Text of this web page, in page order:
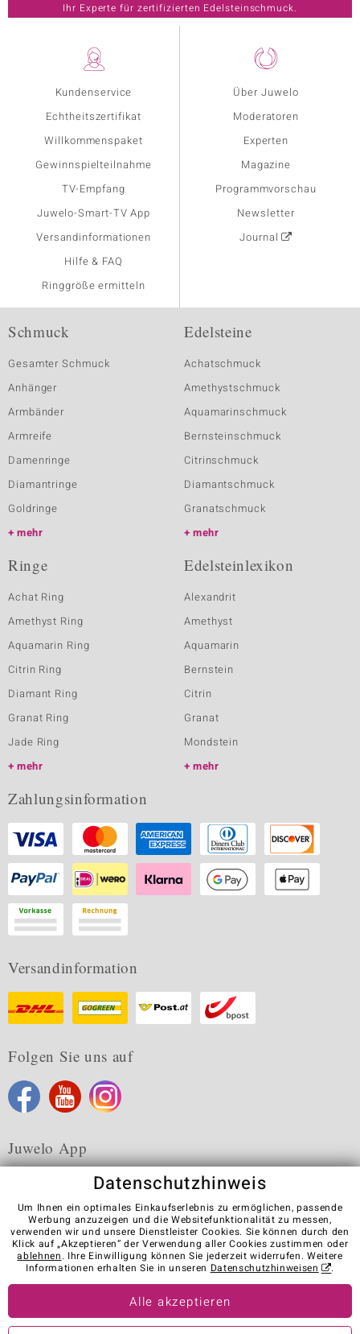
Kundenservice
Echtheitszertifikat
Willkommenspaket
Gewinnspielteilnahme
TV-Empfang
Juwelo-Smart-TV App
Versandinformationen
Hilfe & FAQ
Ringgröße ermitteln
Über Juwelo
Moderatoren
Experten
Magazine
Programmvorschau
Newsletter
Journal
Ihr Experte für zertifizierten Edelsteinschmuck.
Schmuck
Gesamter Schmuck
Anhänger
Armbänder
Armreife
Damenringe
Diamantringe
Goldringe
mehr
Edelsteine
Achatschmuck
Amethystschmuck
Aquamarinschmuck
Bernsteinschmuck
Citrinschmuck
Diamantschmuck
Granatschmuck
mehr
Ringe
Achat Ring
Amethyst Ring
Aquamarin Ring
Citrin Ring
Diamant Ring
Granat Ring
Jade Ring
mehr
Edelsteinlexikon
Alexandrit
Amethyst
Aquamarin
Bernstein
Citrin
Granat
Mondstein
mehr
Zahlungsinformation
Versandinformation
Folgen Sie uns auf
Juwelo App
Karriere AGB Datenschutz Cookies
Impressum
Kontakt
Vertrag widerrufen
Visit our stores in other countries:
Datenschutzhinweis
Um Ihnen ein optimales Einkaufserlebnis zu ermöglichen, passende
Werbung anzuzeigen und die Websitefunktionalität zu messen,
verwenden wir und unsere Dienstleister Cookies. Sie können durch den
Klick auf „Akzeptieren“ der Verwendung aller Cookies zustimmen oder
ablehnen. Ihre Einwilligung können Sie jederzeit widerrufen. Weitere
Informationen erhalten Sie in unseren Datenschutzhinweisen .
Alle akzeptieren